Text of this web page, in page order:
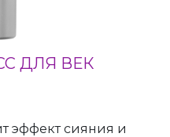
ДЛЯ ВЕК
эффект сияния и